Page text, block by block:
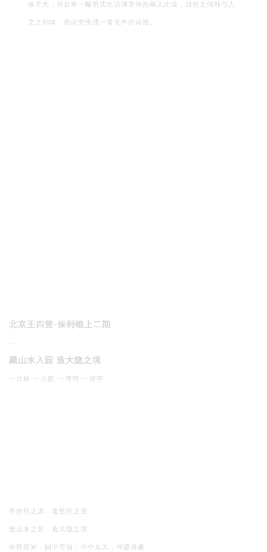
落天光，仿若将一幅明式生活画卷悄然融入此境，自然之纯朴与人
文之韵味，在此交织成一首无声的诗篇。
北京王四营·保利锦上二期
—
藏山水入园 造大隐之境
一片林·一方庭·一湾河·一座亭
寻自然之源，造悠然之居
借山水之意，造大隐之境
步移景异，园中有园，小中见大，寻隐拾趣